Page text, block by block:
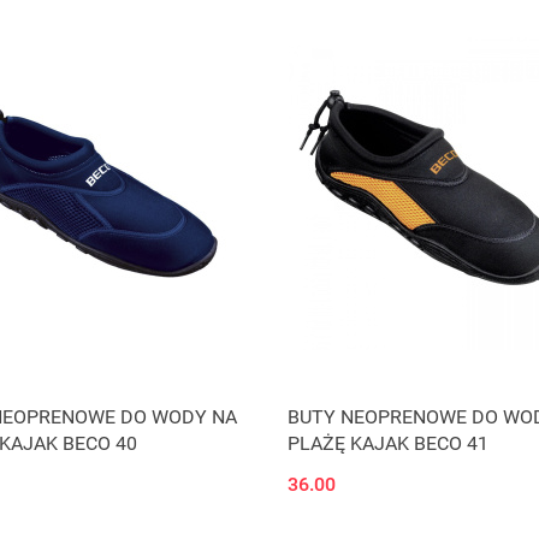
DO WODY NA
BECO 40
BUTY NEOPRENOWE DO
PLAŻĘ KAJAK BECO 41
36.00